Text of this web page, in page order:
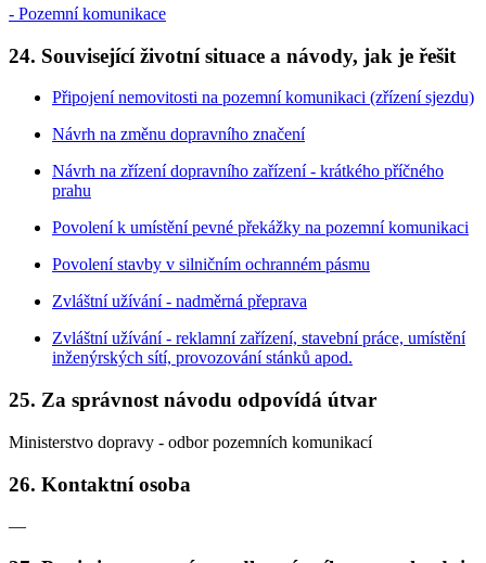
- Pozemní komunikace
24. Související životní situace a návody, jak je řešit
Připojení nemovitosti na pozemní komunikaci (zřízení sjezdu)
Návrh na změnu dopravního značení
Návrh na zřízení dopravního zařízení - krátkého příčného
prahu
Povolení k umístění pevné překážky na pozemní komunikaci
Povolení stavby v silničním ochranném pásmu
Zvláštní užívání - nadměrná přeprava
Zvláštní užívání - reklamní zařízení, stavební práce, umístění
inženýrských sítí, provozování stánků apod.
25. Za správnost návodu odpovídá útvar
Ministerstvo dopravy - odbor pozemních komunikací
26. Kontaktní osoba
—